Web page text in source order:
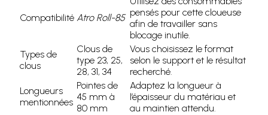
Compatibilité Atro Roll-85 pensés pour cette cloueuse
afin de travailler sans
blocage inutile.
Types de
clous
Clous de
type 23, 25,
28, 31, 34
Vous choisissez le format
selon le support et le résultat
recherché.
Longueurs
mentionnées
Pointes de
45 mm à
80 mm
Adaptez la longueur à
l’épaisseur du matériau et
au maintien attendu.